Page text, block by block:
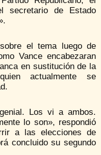
secretario de Estado
el tema luego de
Vance encabezaran
en sustitución de la
actualmente se
Los vi a ambos.
lo son», respondió
a las elecciones de
concluido su segundo